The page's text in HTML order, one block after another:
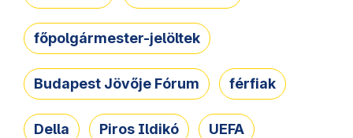
főpolgármester-jelöltek
Budapest Jövője Fórum férfiak
Della Piros Ildikó UEFA